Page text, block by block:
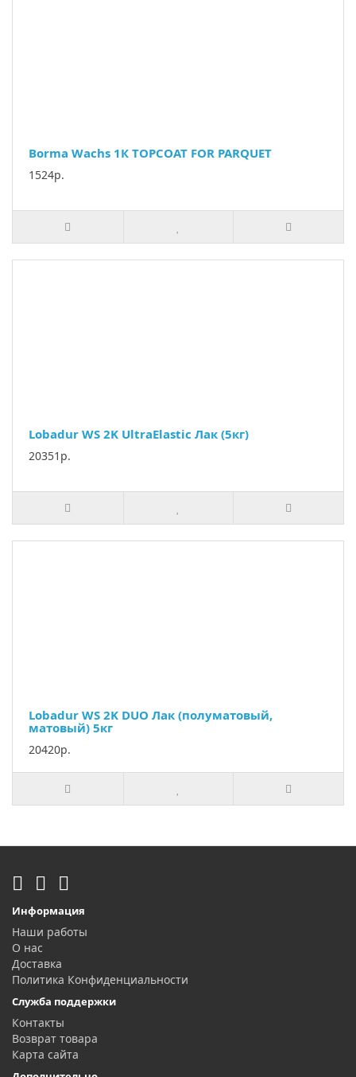
Borma Wachs 1К TOPCOAT FOR PARQUET
1524р.
Lobadur WS 2K UltraElastic Лак (5кг)
20351р.
Lobadur WS 2K DUO Лак (полуматовый,
матовый) 5кг
20420р.
Информация
Наши работы
О нас
Доставка
Политика Конфиденциальности
Служба поддержки
Контакты
Возврат товара
Карта сайта